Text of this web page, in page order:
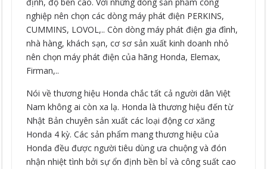
nghiệp nên chọn các dòng máy phát điện PERKINS,
CUMMINS, LOVOL,.. Còn dòng máy phát điện gia đình,
nhà hàng, khách sạn, cơ sơ sản xuất kinh doanh nhỏ
nên chọn máy phát điện của hãng Honda, Elemax,
Firman,..
Nói về thương hiệu Honda chắc tất cả người dân Việt
Nam không ai còn xa lạ. Honda là thương hiệu đến từ
Nhật Bản chuyên sản xuất các loại động cơ xăng
Honda 4 kỳ. Các sản phẩm mang thương hiệu của
Honda đều được người tiêu dùng ưa chuộng và đón
nhận nhiệt tình bởi sự ổn định bền bỉ và công suất cao